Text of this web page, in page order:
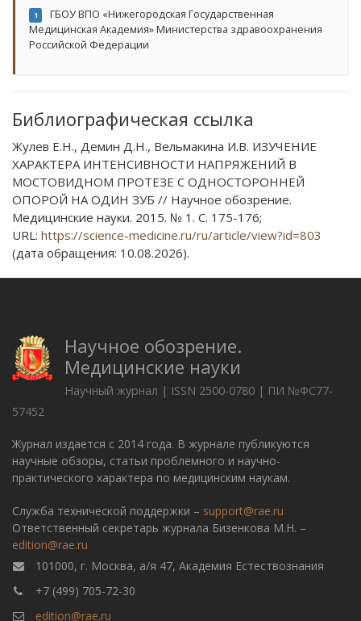
1
ГБОУ ВПО «Нижегородская Государственная
Медицинская Академия» Министерства здравоохранения
Российской Федерации
Библиографическая ссылка
Жулев Е.Н., Демин Д.Н., Вельмакина И.В. ИЗУЧЕНИЕ
ХАРАКТЕРА ИНТЕНСИВНОСТИ НАПРЯЖЕНИЙ В
МОСТОВИДНОМ ПРОТЕЗЕ С ОДНОСТОРОННЕЙ
ОПОРОЙ НА ОДИН ЗУБ // Научное обозрение.
Медицинские науки. 2015. № 1. С. 175-176;
URL: https://science-medicine.ru/ru/article/view?id=803
(дата обращения: 10.08.2026).
Научное обозрение.
Медицинские науки
Научный журнал | ISSN 2500-0780 | ПИ №ФС77-
57452
Журнал издается с 2014 года. В журнале публикуются
научные обзоры, статьи проблемного и научно-
практического характера по медицинским наукам.
Служба технической поддержки – support@rae.ru
Ответственный секретарь журнала Бизенкова М.Н. –
edition@rae.ru
101000, г. Москва, а/я 47, Академия Естествознания
+7 (499) 705-72-30
edition@rae.ru